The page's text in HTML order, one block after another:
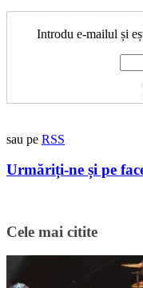
Introdu e-mailul și
sau pe RSS
Urmăriți-ne și pe
Cele mai citite